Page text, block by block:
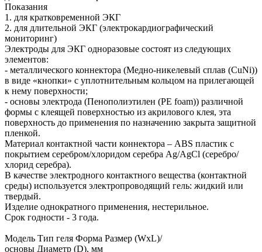
Показания
1. для кратковременной ЭКГ
2. для длительной ЭКГ (электрокардиографический
мониторинг)
Электроды для ЭКГ одноразовые состоят из следующих
элементов:
- металлического коннектора (Медно-никелевый сплав (CuNi))
в виде «кнопки» с уплотнительным кольцом на прилегающей
к нему поверхности;
- основы электрода (Пенополиэтилен (PE foam)) различной
формы с клеящей поверхностью из акрилового клея, эта
поверхность до применения по назначению закрыта защитной
пленкой.
Материал контактной части коннектора – ABS пластик с
покрытием серебром/хлоридом серебра Ag/AgCl (серебро/
хлорид серебра).
В качестве электродного контактного вещества (контактной
среды) используется электропроводящий гель: жидкий или
твердый.
Изделие однократного применения, нестерильное.
Срок годности - 3 года.
Модель Тип геля Форма Размер (WxL)/
основы Диаметр (D), мм